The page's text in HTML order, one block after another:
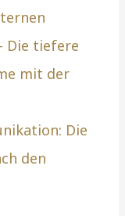
Die tiefere
mit der
Die
den